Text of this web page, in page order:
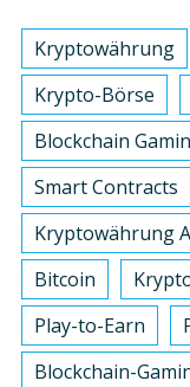
Kryptowährung
Krypto-Börse
Blockchain
Smart Contracts
Kryptowährung
Bitcoin
Play-to-Earn
Blockchain-